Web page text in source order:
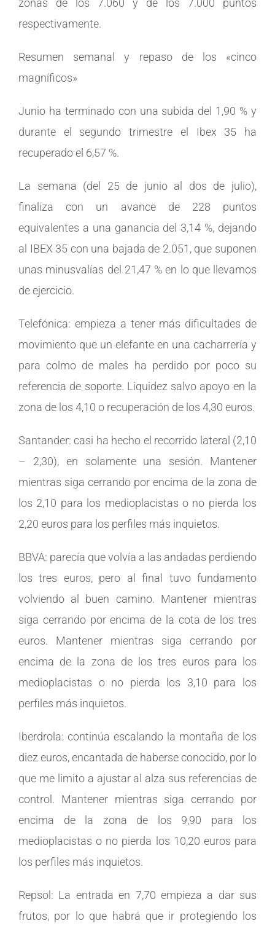
zonas de los 7.060 y de los 7.000 puntos
respectivamente.
Resumen semanal y repaso de los «cinco
magníficos»
Junio ha terminado con una subida del 1,90 % y
durante el segundo trimestre el Ibex 35 ha
recuperado el 6,57 %.
La semana (del 25 de junio al dos de julio),
finaliza con un avance de 228 puntos
equivalentes a una ganancia del 3,14 %, dejando
al IBEX 35 con una bajada de 2.051, que suponen
unas minusvalías del 21,47 % en lo que llevamos
de ejercicio.
Telefónica: empieza a tener más dificultades de
movimiento que un elefante en una cacharrería y
para colmo de males ha perdido por poco su
referencia de soporte. Liquidez salvo apoyo en la
zona de los 4,10 o recuperación de los 4,30 euros.
Santander: casi ha hecho el recorrido lateral (2,10
– 2,30), en solamente una sesión. Mantener
mientras siga cerrando por encima de la zona de
los 2,10 para los medioplacistas o no pierda los
2,20 euros para los perfiles más inquietos.
BBVA: parecía que volvía a las andadas perdiendo
los tres euros, pero al final tuvo fundamento
volviendo al buen camino. Mantener mientras
siga cerrando por encima de la cota de los tres
euros. Mantener mientras siga cerrando por
encima de la zona de los tres euros para los
medioplacistas o no pierda los 3,10 para los
perfiles más inquietos.
Iberdrola: continúa escalando la montaña de los
diez euros, encantada de haberse conocido, por lo
que me limito a ajustar al alza sus referencias de
control. Mantener mientras siga cerrando por
encima de la zona de los 9,90 para los
medioplacistas o no pierda los 10,20 euros para
los perfiles más inquietos.
Repsol: La entrada en 7,70 empieza a dar sus
frutos, por lo que habrá que ir protegiendo los